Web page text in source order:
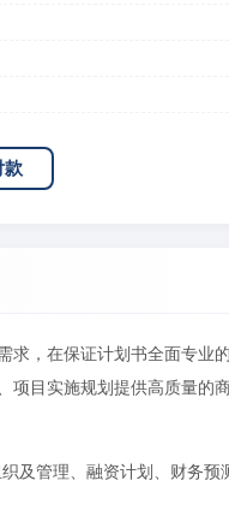
款
求，在保证计划书全面专业的
项目实施规划提供高质量的
及管理、融资计划、财务预